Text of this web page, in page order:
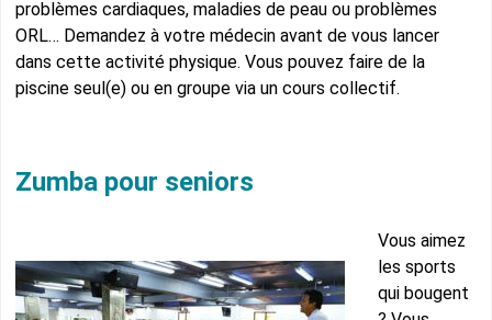
problèmes cardiaques, maladies de peau ou problèmes
ORL… Demandez à votre médecin avant de vous lancer
dans cette activité physique. Vous pouvez faire de la
piscine seul(e) ou en groupe via un cours collectif.
Zumba pour seniors
Vous aimez
les sports
qui bougent